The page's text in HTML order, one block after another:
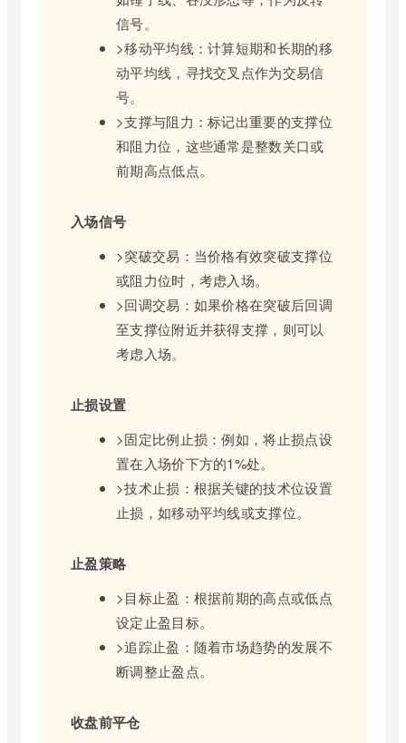
信号。
>移动平均线：计算短期和长期的移
动平均线，寻找交叉点作为交易信
号。
>支撑与阻力：标记出重要的支撑位
和阻力位，这些通常是整数关口或
前期高点低点。
入场信号
>突破交易：当价格有效突破支撑位
或阻力位时，考虑入场。
>回调交易：如果价格在突破后回调
至支撑位附近并获得支撑，则可以
考虑入场。
止损设置
>固定比例止损：例如，将止损点设
置在入场价下方的1%处。
>技术止损：根据关键的技术位设置
止损，如移动平均线或支撑位。
止盈策略
>目标止盈：根据前期的高点或低点
设定止盈目标。
>追踪止盈：随着市场趋势的发展不
断调整止盈点。
收盘前平仓